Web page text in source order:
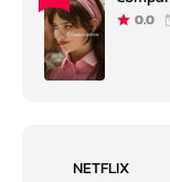
0.0
NETFLIX